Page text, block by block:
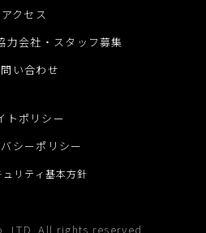
募集
アクセス
力会社・スタッフ募集
い合わせ
トポリシー
シーポリシー
リティ基本方針
All rights reserved.